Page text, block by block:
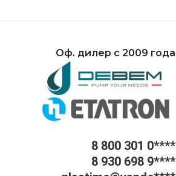
Оф. дилер с 2009 года
8 800 301 0****
8 930 698 9****